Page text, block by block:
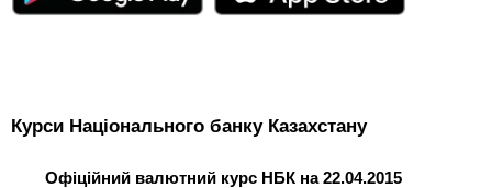
Курси Національного банку Казахстану
Офіційний валютний курс НБК на 22.04.2015